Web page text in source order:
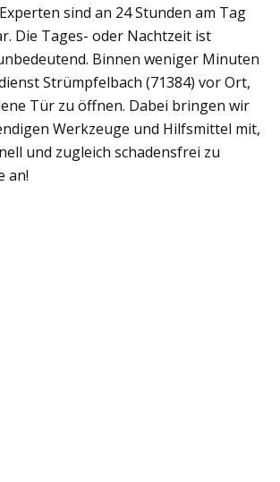
sind an 24 Stunden am Tag
Die Tages- oder Nachtzeit ist
Binnen weniger Minuten
Strümpfelbach (71384) vor Ort,
Tür zu öffnen. Dabei bringen wir
Werkzeuge und Hilfsmittel mit,
und zugleich schadensfrei zu
an!